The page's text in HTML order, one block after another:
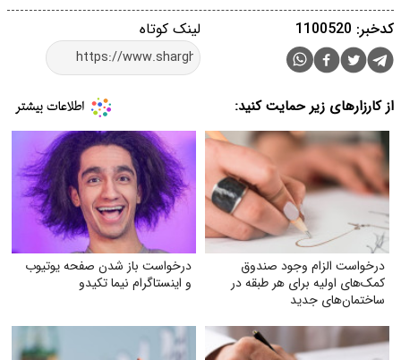
لینک کوتاه کدخبر: 1100520
از کارزارهای زیر حمایت کنید:
درخواست الزام وجود صندوق
کمک‌های اولیه برای هر طبقه در
ساختمان‌های جدید
درخواست باز شدن صفحه یوتیوب
و اینستاگرام نیما تکیدو